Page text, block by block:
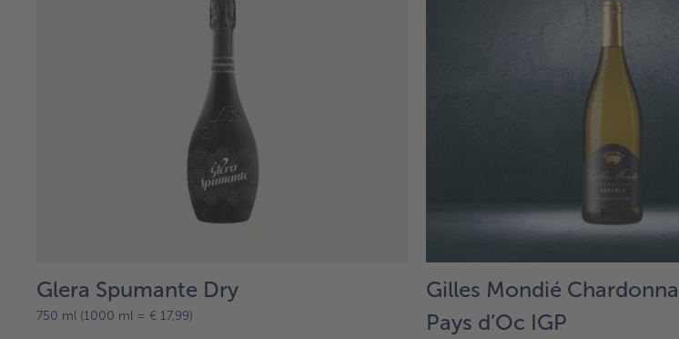
Glera Spumante Dry
750 ml (1000 ml = € 17,99)
Gilles Mondié
Pays d’Oc IGP